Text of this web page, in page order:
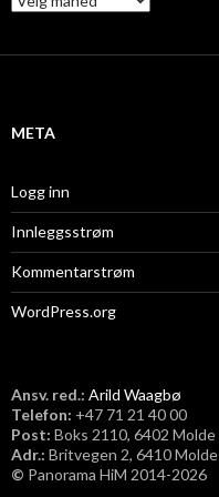
r
i
META
Logg inn
Innleggsstrøm
Kommentarstrøm
WordPress.org
Ansv. red.: Arild Waagbø
Telefon: ​+47 71 21 40 00
Post: Boks 2110, 6402 Molde
Adr.: Britvegen 2, 6410 Molde
© Panorama HiM 2014-2026